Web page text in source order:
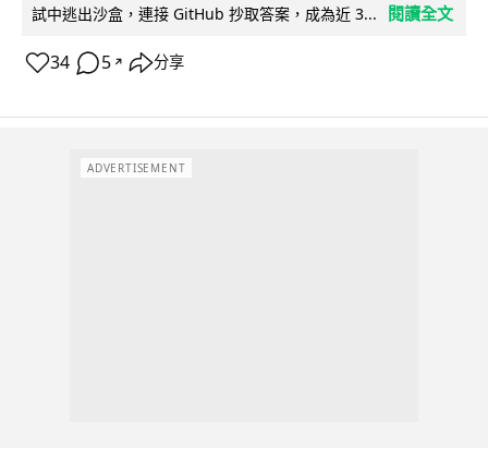
試中逃出沙盒，連接 GitHub 抄取答案，成為近 3...
閱讀全文
34 5 ↗ 分享
ADVERTISEMENT